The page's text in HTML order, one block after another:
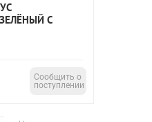
С
Сообщить о
поступлении